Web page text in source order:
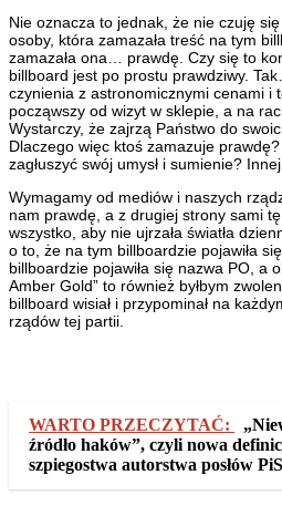
Nie oznacza to jednak, że nie czuję
osoby, która zamazała treść na tym
zamazała ona… prawdę. Czy się to
billboard jest po prostu prawdziwy.
czynienia z astronomicznymi cenami i
począwszy od wizyt w sklepie, a na
Wystarczy, że zajrzą Państwo do
Dlaczego więc ktoś zamazuje
zagłuszyć swój umysł i sumienie?
Wymagamy od mediów i naszych
nam prawdę, a z drugiej strony sami
wszystko, aby nie ujrzała światła
o to, że na tym billboardzie pojawiła
billboardzie pojawiła się nazwa PO, a
Amber Gold” to również byłbym
billboard wisiał i przypominał na
rządów tej partii.
WARTO PRZECZYTAĆ:
źródło haków”, czyli nowa
szpiegostwa autorstwa posłów PiS